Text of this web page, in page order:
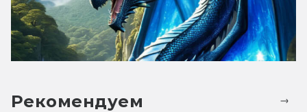
Рекомендуем